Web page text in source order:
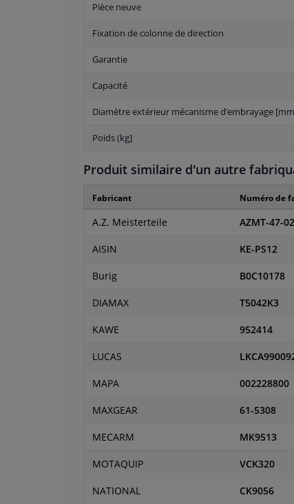
Pièce neuve
Fixation de colonne de direction
Garantie
Capacité
Diamètre extérieur mécanisme d’embrayage
Poids (kg]
Produit similaire d'un autre
Fabricant Numéro de
A.Z. Meisterteile AZMT-47-
AISIN KE-PS12
Burig B0C10178
DIAMAX T5042K3
KAWE 952414
LUCAS
MAPA 002228800
MAXGEAR 61-5308
MECARM MK9513
MOTAQUIP VCK320
NATIONAL CK9056